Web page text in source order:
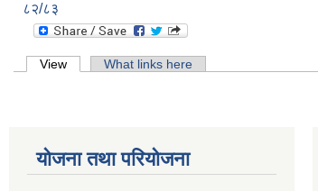
८२/८३
Primary tabs
View (active tab)What links here
योजना तथा परियोजना